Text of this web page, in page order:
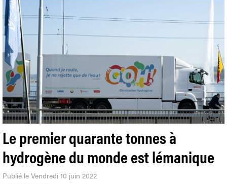
Le premier quarante tonnes à
hydrogène du monde est lémanique
Publié le Vendredi 10 juin 2022